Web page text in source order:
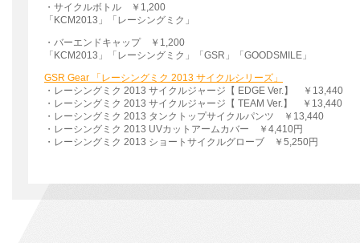
・サイクルボトル ￥1,200
「KCM2013」「レーシングミク」
・バーエンドキャップ ￥1,200
「KCM2013」「レーシングミク」「GSR」「GOODSMILE」
GSR Gear 「レーシングミク 2013 サイクルシリーズ」
・レーシングミク 2013 サイクルジャージ【 EDGE Ver.】 ￥13,440
・レーシングミク 2013 サイクルジャージ【 TEAM Ver.】 ￥13,440
・レーシングミク 2013 タンクトップサイクルパンツ ￥13,440
・レーシングミク 2013 UVカットアームカバー ￥4,410円
・レーシングミク 2013 ショートサイクルグローブ ￥5,250円